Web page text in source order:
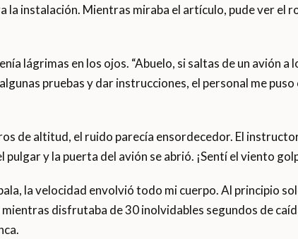
la instalación. Mientras miraba el artículo, pude ver el
lágrimas en los ojos. “Abuelo, si saltas de un avión a
pruebas y dar instrucciones, el personal me puso
de altitud, el ruido parecía ensordecedor. El
y la puerta del avión se abrió. ¡Sentí el viento
la velocidad envolvió todo mi cuerpo. Al principio
disfrutaba de 30 inolvidables segundos de